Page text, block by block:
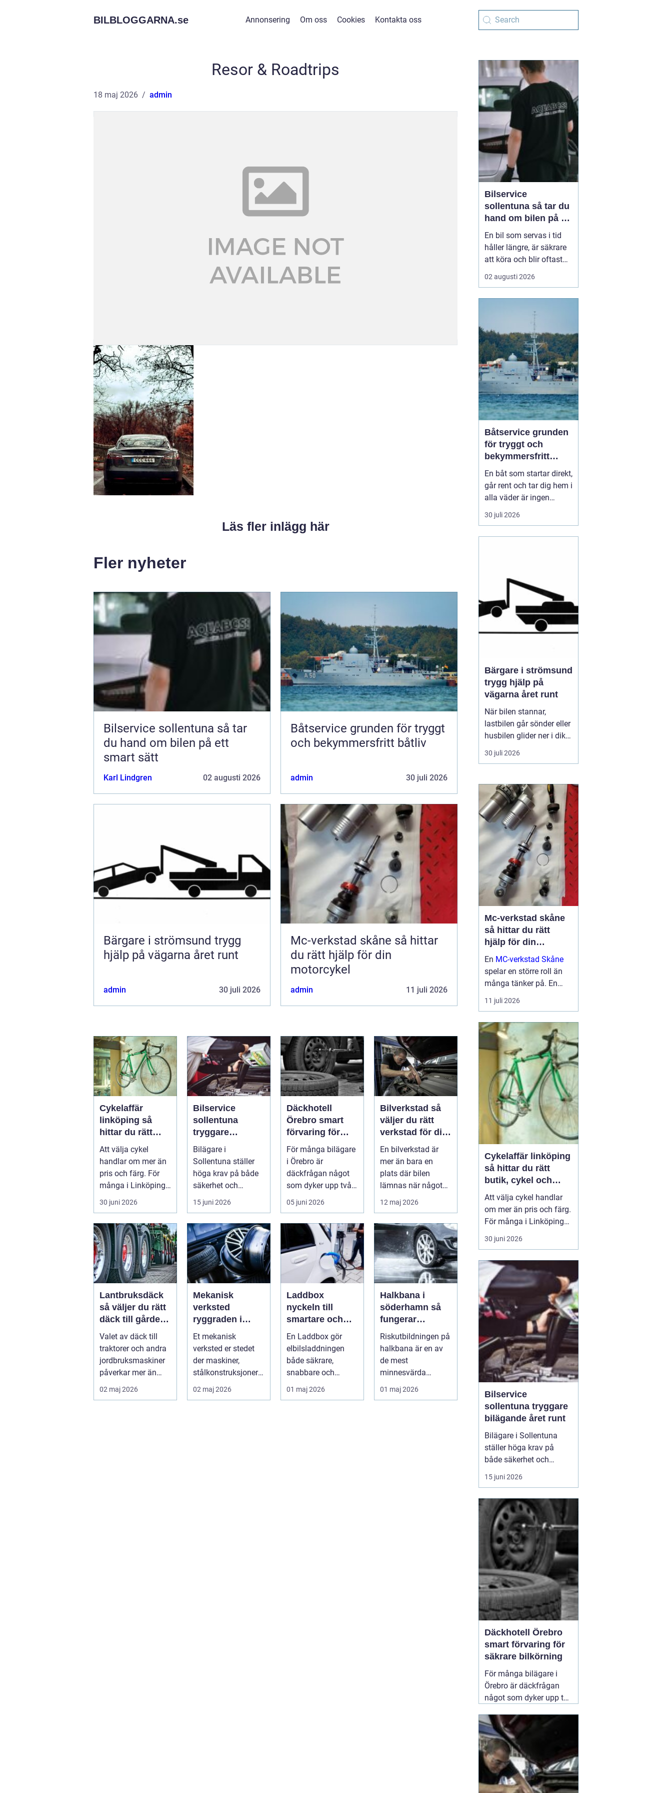
BILBLOGGARNA.se Annonsering Om oss Cookies Kontakta oss
Resor & Roadtrips
18 maj 2026 admin
Läs fler inlägg här
Fler nyheter
Bilservice sollentuna så tar
du hand om bilen på ett
smart sätt
Karl Lindgren 02 augusti 2026
Båtservice grunden för tryggt
och bekymmersfritt båtliv
admin 30 juli 2026
Bärgare i strömsund trygg
hjälp på vägarna året runt
admin 30 juli 2026
Mc-verkstad skåne så hittar
du rätt hjälp för din
motorcykel
admin 11 juli 2026
Cykelaffär
linköping så
hittar du rätt
butik, cykel och
service
Att välja cykel
handlar om mer än
pris och färg. För
många i Linköping
har cykeln blivit en
viktig d...
30 juni 2026
Bilservice
sollentuna
tryggare
bilägande året
runt
Bilägare i
Sollentuna ställer
höga krav på både
säkerhet och
komfort. Vägarna
växlar mellan
motorväg...
15 juni 2026
Däckhotell
Örebro smart
förvaring för
säkrare
bilkörning
För många bilägare
i Örebro är
däckfrågan något
som dyker upp två
gånger per år och
mest känns som e...
05 juni 2026
Bilverkstad så
väljer du rätt
verkstad för din
bil
En bilverkstad är
mer än bara en
plats där bilen
lämnas när något
går sönder. Rätt
verkstad blir en ...
12 maj 2026
Lantbruksdäck
så väljer du rätt
däck till gårdens
maskiner
Valet av däck till
traktorer och andra
jordbruksmaskiner
påverkar mer än
många tror. Rätt
däck ger b...
02 maj 2026
Mekanisk
verksted
ryggraden i
moderne
industri
Et mekanisk
verksted er stedet
der maskiner,
stålkonstruksjoner
og tekniske
løsninger blir holdt i
02 maj 2026
Laddbox
nyckeln till
smartare och
tryggare
elbilsladdning
hemma
En Laddbox gör
elbilsladdningen
både säkrare,
snabbare och
billigare över tid. I
takt med att fler s...
01 maj 2026
Halkbana i
söderhamn så
fungerar
riskutbildningen
och därför
spelar den roll
Riskutbildningen på
halkbana är en av
de mest
minnesvärda
delarna i vägen mot
körkort. Många
01 maj 2026
Bilservice
sollentuna så tar du
hand om bilen på ett
smart sätt
En bil som servas i tid
håller längre, är säkrare
att köra och blir oftast
billigare i längden. För
den som kör mycket i
Med r...
02 augusti 2026
Båtservice grunden
för tryggt och
bekymmersfritt
båtliv
En båt som startar direkt,
går rent och tar dig hem i
alla väder är ingen
slump. Bakom varje
problemfri båttur ligger
väntar tills något går
sönder, men den s...
30 juli 2026
Bärgare i strömsund
trygg hjälp på
vägarna året runt
När bilen stannar,
lastbilen går sönder eller
husbilen glider ner i diket
är behovet enkelt: snabb,
trygg och lugn hjälp på
de omgivande delarna
av Jämtland och södra
Lappland spelar
bärgningsfirmorna en
avgörande roll för att ...
30 juli 2026
Mc-verkstad skåne
så hittar du rätt
hjälp för din
motorcykel
En MC-verkstad Skåne
spelar en större roll än
många tänker på. En
välskött hoj är inte bara
en fråga om körglädje,
ekonomi och livslängd
på din motorcykel. För
den som kör mycket...
11 juli 2026
Cykelaffär linköping
så hittar du rätt
butik, cykel och
service
Att välja cykel handlar
om mer än pris och färg.
För många i Linköping
har cykeln blivit en viktig
del av vardagen för
fritid. En bracykelaffär
Linköpingkan göra ...
30 juni 2026
Bilservice
sollentuna tryggare
bilägande året runt
Bilägare i Sollentuna
ställer höga krav på
både säkerhet och
komfort. Vägarna växlar
mellan motorväg,
smågator med gupp och
trottoarkanter. För att
bilen ska hålla över tid
och vara säker för både
förare och passagerare
behövs regelbu...
15 juni 2026
Däckhotell Örebro
smart förvaring för
säkrare bilkörning
För många bilägare i
Örebro är däckfrågan
något som dyker upp två
känns som ett
nödvändigt ont. Tunga
lyft, smutsiga hjul och
jakt på förvaringsplats i
förråd eller garage gör
att däckbytet gärna